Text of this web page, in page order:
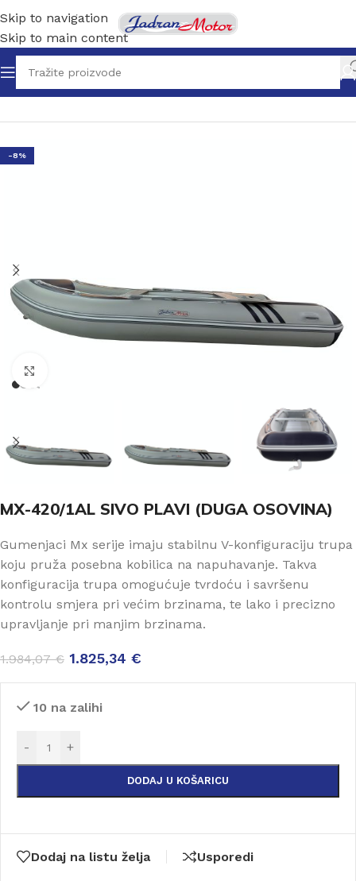
Skip to navigation
Skip to main content
Početna/Gumenjaci/Gumenjaci s aluminijskom podnicom
-8%
MX-420/1AL SIVO PLAVI (DUGA OSOVINA)
Gumenjaci Mx serije imaju stabilnu V-konfiguraciju trupa
koju pruža posebna kobilica na napuhavanje. Takva
konfiguracija trupa omogućuje tvrdoću i savršenu
kontrolu smjera pri većim brzinama, te lako i precizno
upravljanje pri manjim brzinama.
1.984,07€ 1.825,34 €
10 na zalihi
- +
DODAJ U KOŠARICU
Dodaj na listu želja Usporedi